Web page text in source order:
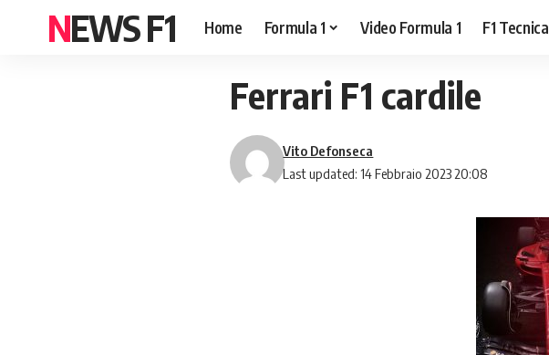
NEWS F1 Home Formula 1 Video Formula 1 F1 Tecnica
Ferrari F1 cardile
Last updated: 14 Febbraio 2023 20:08
Vito Defonseca